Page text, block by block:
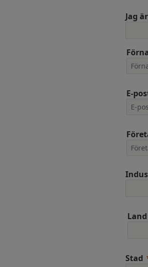
Jag
E-
Land
Stad